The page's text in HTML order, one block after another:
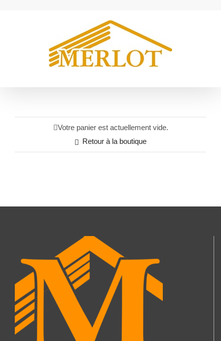
Votre panier est actuellement vide.
Retour à la boutique